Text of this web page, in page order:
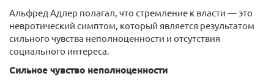
Альфред Адлер полагал, что стремление к власти — это
невротический симптом, который является результатом
сильного чувства неполноценности и отсутствия
социального интереса.
Сильное чувство неполноценности